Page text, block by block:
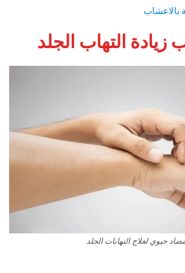
بالاعشاب
زيادة التهاب الجلد
حيوي لعلاج التهابات الجلد